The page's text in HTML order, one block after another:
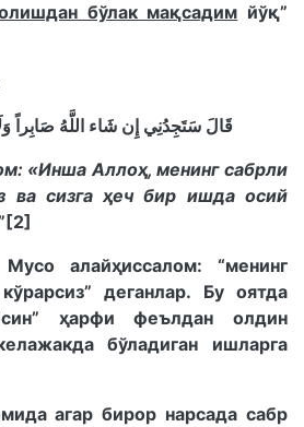
бўлак мақсадим йўқ”
قَالَ سَتَجِدُنِي إِن شَاء اللَّهُ صَابِراً
«Инша Аллоҳ, менинг сабрли
ва сизга ҳеч бир ишда осий
[2]
алайҳиссалом: “менинг
деганлар. Бу оятда
ҳарфи феълдан олдин
бўладиган ишларга
агар бирор нарсада сабр